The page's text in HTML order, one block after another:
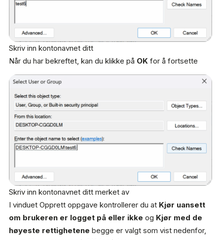
Skriv inn kontonavnet ditt
Når du har bekreftet, kan du klikke på OK for å fortsette
Skriv inn kontonavnet ditt merket av
I vinduet Opprett oppgave kontrollerer du at Kjør uansett
om brukeren er logget på eller ikke og Kjør med de
høyeste rettighetene begge er valgt som vist nedenfor,